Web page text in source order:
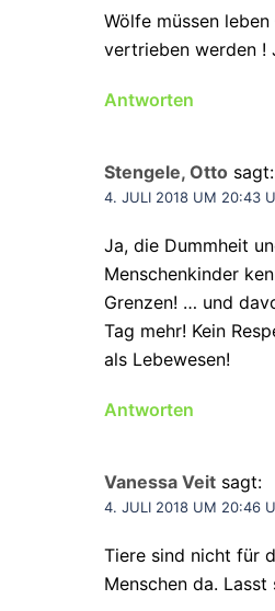
Wölfe müssen
vertrieben werden !
Antworten
Stengele, Otto sagt:
4. JULI 2018 UM 20:43
Ja, die Dummheit
Menschenkinder
Grenzen! … und
Tag mehr! Kein
als Lebewesen!
Antworten
Vanessa Veit sagt:
4. JULI 2018 UM 20:46
Tiere sind nicht für
Menschen da.